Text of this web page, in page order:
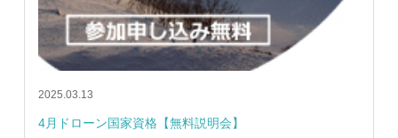
2025.03.13
4月ドローン国家資格【無料説明会】